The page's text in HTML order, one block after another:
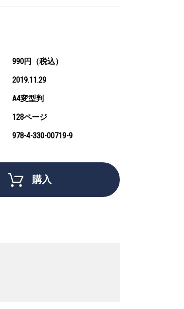
990円（税込）
2019.11.29
A4変型判
128ページ
978-4-330-00719-9
購入